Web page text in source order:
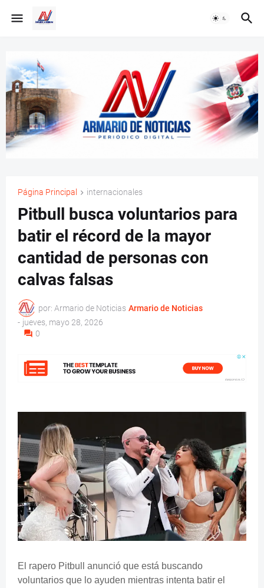
Página Principal internacionales
Pitbull busca voluntarios para
batir el récord de la mayor
cantidad de personas con
calvas falsas
por: Armario de Noticias Armario de Noticias
- jueves, mayo 28, 2026
0
El rapero Pitbull anunció que está buscando
voluntarios que lo ayuden mientras intenta batir el